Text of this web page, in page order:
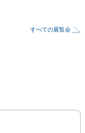
すべての展覧会